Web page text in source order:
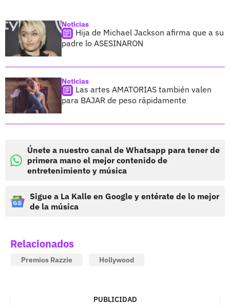
Noticias
Hija de Michael Jackson afirma que a su
padre lo ASESINARON
Noticias
Las artes AMATORIAS también valen
para BAJAR de peso rápidamente
Únete a nuestro canal de Whatsapp para tener de
primera mano el mejor contenido de
entretenimiento y música
Sigue a La Kalle en Google y entérate de lo mejor
de la música
Relacionados
Premios Razzie Hollywood
PUBLICIDAD